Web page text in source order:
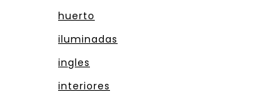
huerto
iluminadas
ingles
interiores